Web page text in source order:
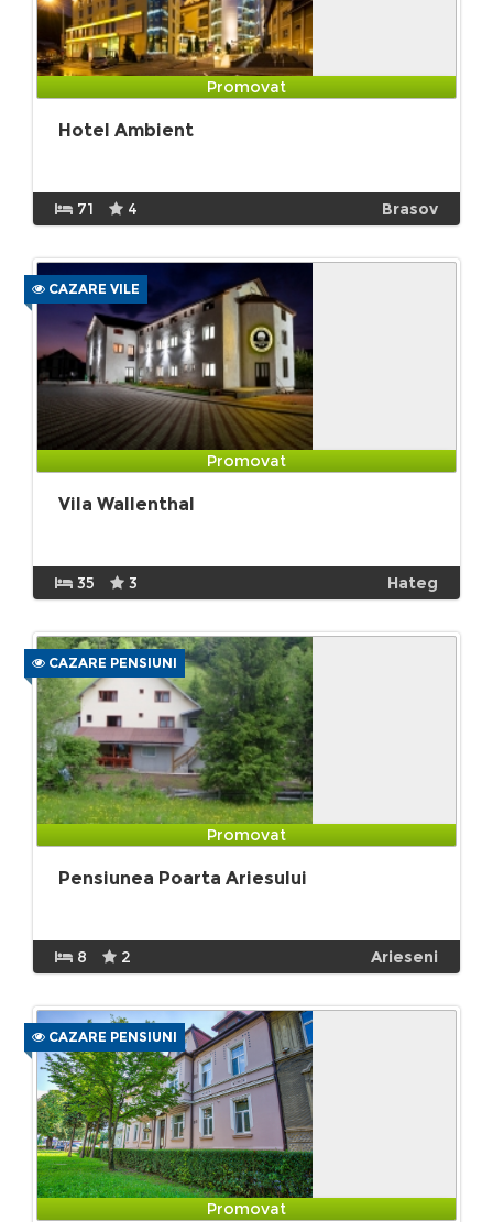
Promovat
Hotel Ambient
71 4 Brasov
CAZARE VILE
Promovat
Vila Wallenthal
35 3 Hateg
CAZARE PENSIUNI
Promovat
Pensiunea Poarta Ariesului
8 2 Arieseni
CAZARE PENSIUNI
Promovat